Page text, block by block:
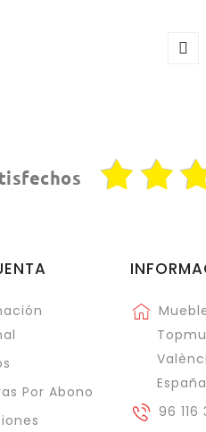
Por Abono
España
96 116